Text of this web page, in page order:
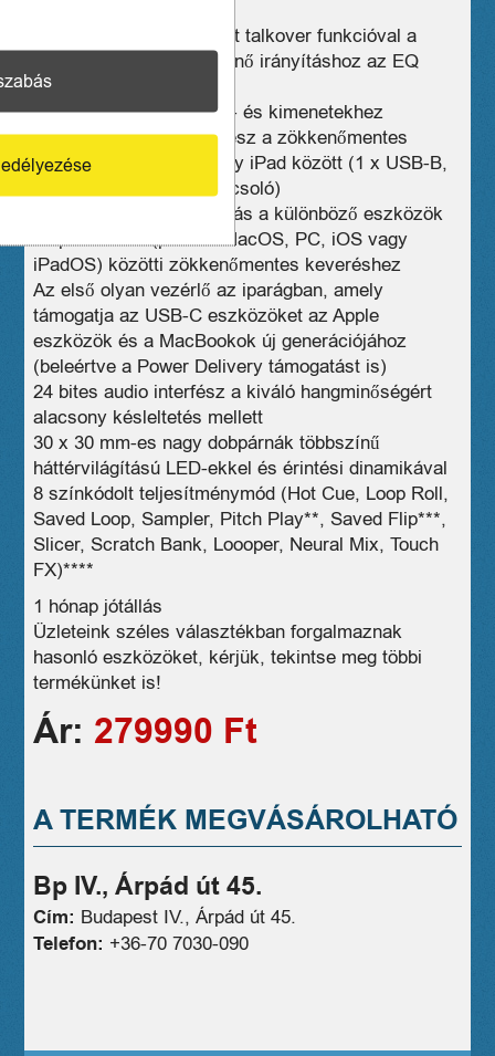
Kettős mikrofon bemenet talkover funkcióval a
keverőcsatornákba történő irányításhoz az EQ
szabályozáshoz
Független jelmérők a be- és kimenetekhez
Kettős USB audio interfész a zökkenőmentes
váltáshoz két laptop vagy iPad között (1 x USB-B,
1 x USB-C / USB-B kapcsoló)
Többplatformos támogatás a különböző eszközök
és platformok (például MacOS, PC, iOS vagy
iPadOS) közötti zökkenőmentes keveréshez
Az első olyan vezérlő az iparágban, amely
támogatja az USB-C eszközöket az Apple
eszközök és a MacBookok új generációjához
(beleértve a Power Delivery támogatást is)
24 bites audio interfész a kiváló hangminőségért
alacsony késleltetés mellett
30 x 30 mm-es nagy dobpárnák többszínű
háttérvilágítású LED-ekkel és érintési dinamikával
8 színkódolt teljesítménymód (Hot Cue, Loop Roll,
Saved Loop, Sampler, Pitch Play**, Saved Flip***,
Slicer, Scratch Bank, Loooper, Neural Mix, Touch
FX)****
1 hónap jótállás
Üzleteink széles választékban forgalmaznak
hasonló eszközöket, kérjük, tekintse meg többi
termékünket is!
Ár: 279990 Ft
A TERMÉK MEGVÁSÁROLHATÓ
Bp IV., Árpád út 45.
Cím: Budapest IV., Árpád út 45.
Telefon: +36-70 7030-090